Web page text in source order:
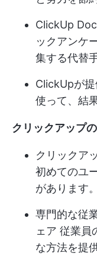
ClickUp
ックアンケ
集する代替
ClickUpが
使って、結
クリックアップ
クリックア
初めてのユ
があります。
専門的な従
ェア 従業員
な方法を提